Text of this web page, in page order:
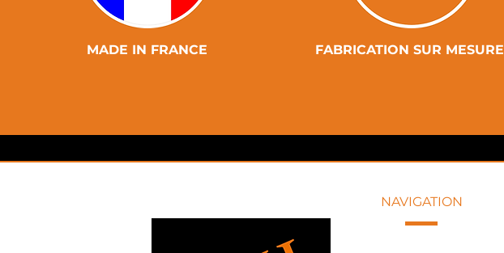
MADE IN FRANCE FABRICATION SUR MESURE
NAVIGATION